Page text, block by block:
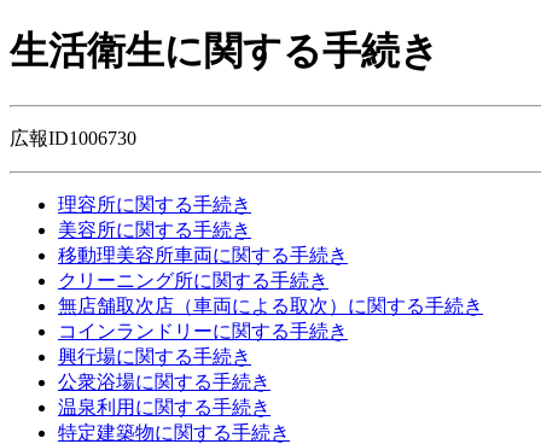
生活衛生に関する手続き
広報ID1006730
理容所に関する手続き
美容所に関する手続き
移動理美容所車両に関する手続き
クリーニング所に関する手続き
無店舗取次店（車両による取次）に関する手続き
コインランドリーに関する手続き
興行場に関する手続き
公衆浴場に関する手続き
温泉利用に関する手続き
特定建築物に関する手続き